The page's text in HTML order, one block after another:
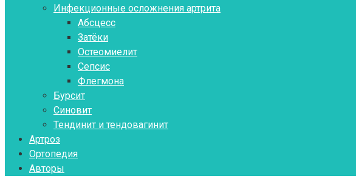
Инфекционные осложнения артрита
Абсцесс
Затёки
Остеомиелит
Сепсис
Флегмона
Бурсит
Синовит
Тендинит и тендовагинит
Артроз
Ортопедия
Авторы